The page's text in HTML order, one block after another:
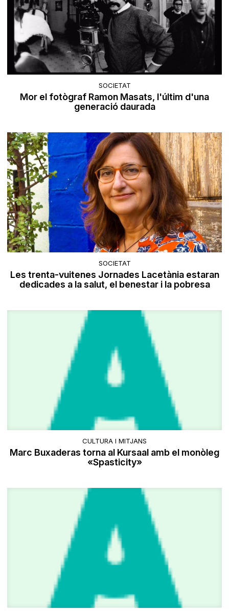
SOCIETAT
Mor el fotògraf Ramon Masats, l'últim d'una
generació daurada
SOCIETAT
Les trenta-vuitenes Jornades Lacetània estaran
dedicades a la salut, el benestar i la pobresa
CULTURA I MITJANS
Marc Buxaderas torna al Kursaal amb el monòleg
«Spasticity»